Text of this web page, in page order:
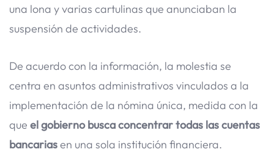
una lona y varias cartulinas que anunciaban la
suspensión de actividades.
De acuerdo con la información, la molestia se
centra en asuntos administrativos vinculados a la
implementación de la nómina única, medida con la
que el gobierno busca concentrar todas las cuentas
bancariasen una sola institución financiera.